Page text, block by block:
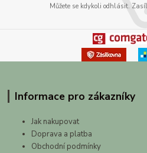
Můžete se kdykoli odhlásit.
Informace pro zákazníky
Jak nakupovat
Doprava a platba
Obchodní podmínky